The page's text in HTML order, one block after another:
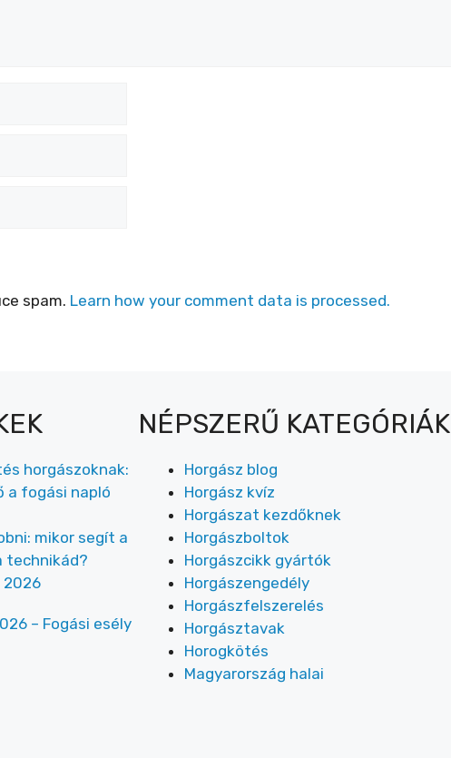
spam. Learn how your comment data is processed.
horgászoknak:
a fogási napló
mikor segít a
technikád?
2026
– Fogási esély
NÉPSZERŰ KATEGÓRIÁK
Horgász blog
Horgász kvíz
Horgászat kezdőknek
Horgászboltok
Horgászcikk gyártók
Horgászengedély
Horgászfelszerelés
Horgásztavak
Horogkötés
Magyarország halai